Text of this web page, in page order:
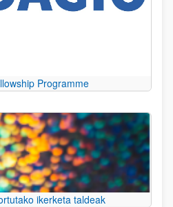
Programme
ikerketa taldeak